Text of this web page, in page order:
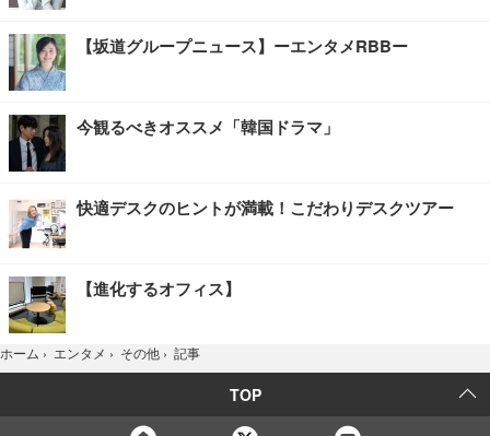
【坂道グループニュース】ーエンタメRBBー
今観るべきオススメ「韓国ドラマ」
快適デスクのヒントが満載！こだわりデスクツアー
【進化するオフィス】
ホーム › エンタメ › その他 › 記事
TOP